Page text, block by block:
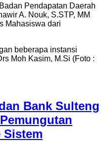
Pendapatan Daerah
A. Nouk, S.STP, MM
Mahasiswa dari
Bank Sulteng
Sistem